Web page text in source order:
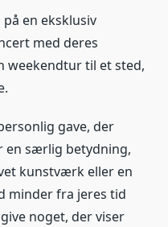
en eksklusiv
med deres
weekendtur til et sted,
gave, der
særlig betydning,
kunstværk eller en
minder fra jeres tid
noget, der viser